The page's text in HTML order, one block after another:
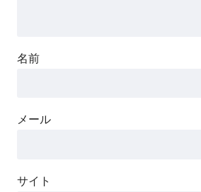
名前
メール
サイト